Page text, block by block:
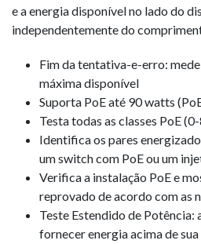
e a energia disponível no lado do
independentemente do
Fim da tentativa-e-erro:
máxima disponível
Suporta PoE até 90 watts
Testa todas as classes PoE
Identifica os pares
um switch com PoE ou um
Verifica a instalação PoE e
reprovado de acordo com as
Teste Estendido de Potência:
fornecer energia acima de